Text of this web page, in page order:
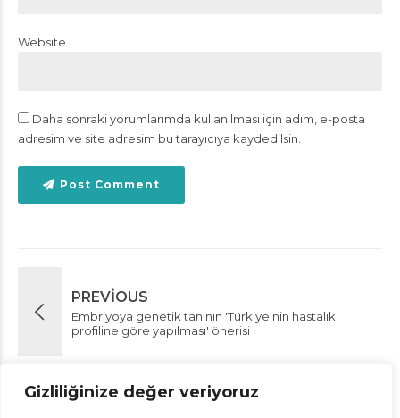
Gizliliğinize değer veriyoruz
Website
Daha sonraki yorumlarımda kullanılması için adım, e-posta
adresim ve site adresim bu tarayıcıya kaydedilsin.
Post Comment
PREVIOUS
Embriyoya genetik tanının 'Türkiye'nin hastalık
profiline göre yapılması' önerisi